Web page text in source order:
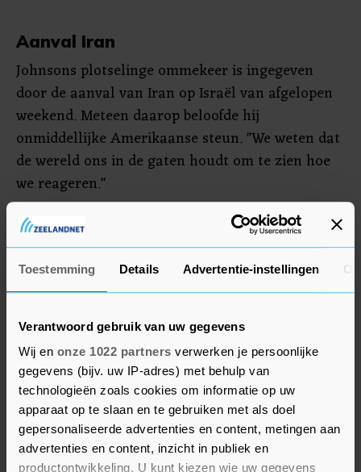
Toestemming Details Advertentie-instellingen
Verantwoord gebruik van uw gegevens
Wij en onze 1022 partners verwerken je persoonlijke
gegevens (bijv. uw IP-adres) met behulp van
technologieën zoals cookies om informatie op uw
apparaat op te slaan en te gebruiken met als doel
gepersonaliseerde advertenties en content, metingen aan
advertenties en content, inzicht in publiek en
productontwikkeling. U kunt kiezen wie uw gegevens
Aanval Iran
Johnsons plotselinge ommekeer is ingegeven
door de aanval van Iran op Israël van afgelopen
weekend. Meteen daarop beloofde hij
onmiddellijke Amerikaanse steun. "We weten dat
de wereld ons in de gaten houdt om te zien hoe
we reageren."
Het Huis zal echter niet stemmen over de hulp in
de vorm van het pakket dat de Senaat eerder
goedkeurde, zei Johnson maandagavond. "We
zullen over elk van deze maatregelen
afzonderlijk stemmen." Dat kan mogelijk
vrijdagavond gebeuren, aldus Johnson.